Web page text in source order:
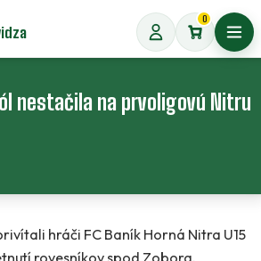
0
nestačila na prvoligovú Nitru
hráči FC Baník Horná Nitra U15
rovesníkov spod Zobora.